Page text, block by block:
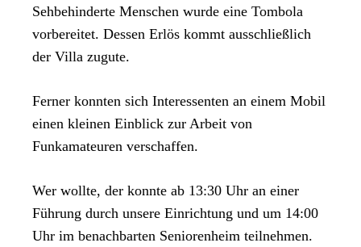
Sehbehinderte Menschen wurde eine Tombola
vorbereitet. Dessen Erlös kommt ausschließlich
der Villa zugute.
Ferner konnten sich Interessenten an einem Mobil
einen kleinen Einblick zur Arbeit von
Funkamateuren verschaffen.
Wer wollte, der konnte ab 13:30 Uhr an einer
Führung durch unsere Einrichtung und um 14:00
Uhr im benachbarten Seniorenheim teilnehmen.